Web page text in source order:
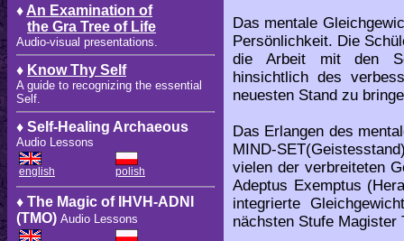
♦ An Examination of
the Gra Tree of Life
Audio-visual presentations.
♦ Know Thy Self
A guide to recognizing the essential
Self.
♦ Self-Healing Archaeous
Audio Lessons
english polish
♦ The Magic of IHVH-ADNI
(TMO) Audio Lessons
Das mentale
Persönlichkeit. Die
die Arbeit mit den
hinsichtlich des
neuesten Stand zu
Das Erlangen des
MIND-
vielen der verbreiteten
Adeptus Exemptus
integrierte
nächsten Stufe Magister